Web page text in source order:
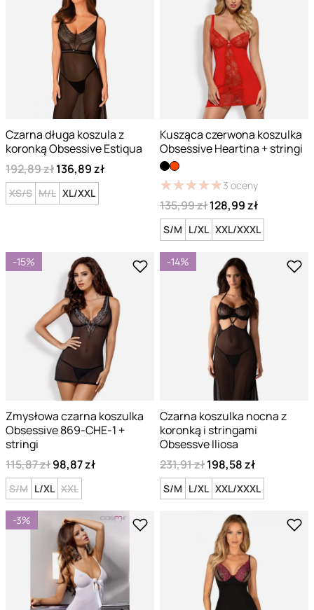
Czarna długa koszula z
koronką Obsessive Estiqua
192,89 zł136,89 zł
XS/S M/L XL/XXL
Kusząca czerwona koszulka
Obsessive Heartina + stringi
★★★★★
★★★★★3 oceny
135,99 zł128,99 zł
S/M L/XL XXL/XXXL
-15%
Zmysłowa czarna koszulka
Obsessive 869-CHE-1 +
stringi
115,87 zł98,87 zł
S/M L/XL XXL
-14%
Czarna koszulka nocna z
koronką i stringami
Obsessve Iliosa
231,91 zł198,58 zł
S/M L/XL XXL/XXXL
-3%